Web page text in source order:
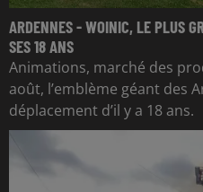
ARDENNES - WOINIC, LE PLUS
SES 18 ANS
Animations, marché des
août, l’emblème géant des
déplacement d’il y a 18 ans.